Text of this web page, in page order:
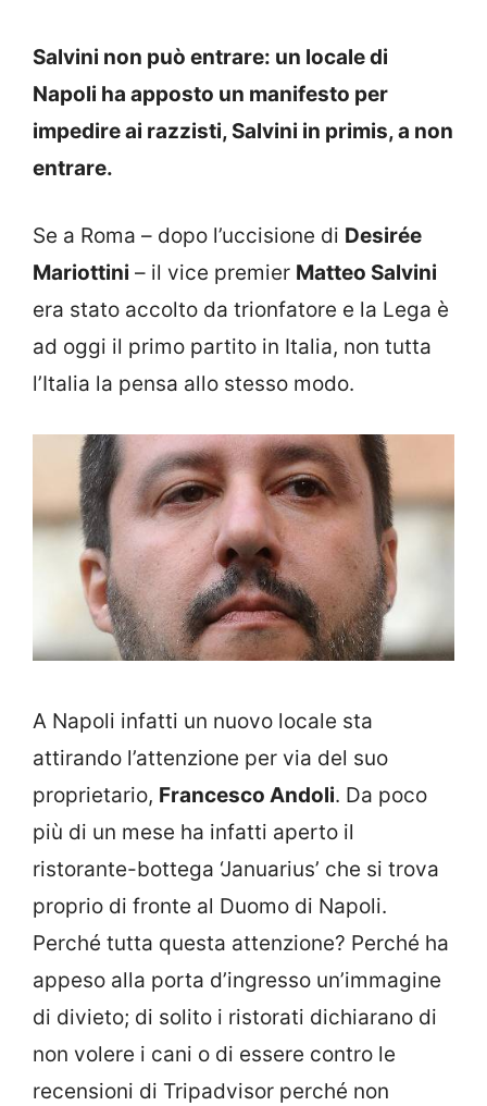
Salvini non può entrare: un locale di
Napoli ha apposto un manifesto per
impedire ai razzisti, Salvini in primis, a non
entrare.
Se a Roma – dopo l’uccisione di Desirée
Mariottini – il vice premier Matteo Salvini
era stato accolto da trionfatore e la Lega è
ad oggi il primo partito in Italia, non tutta
l’Italia la pensa allo stesso modo.
A Napoli infatti un nuovo locale sta
attirando l’attenzione per via del suo
proprietario, Francesco Andoli. Da poco
più di un mese ha infatti aperto il
ristorante-bottega ‘Januarius’ che si trova
proprio di fronte al Duomo di Napoli.
Perché tutta questa attenzione? Perché ha
appeso alla porta d’ingresso un’immagine
di divieto; di solito i ristorati dichiarano di
non volere i cani o di essere contro le
recensioni di Tripadvisor perché non